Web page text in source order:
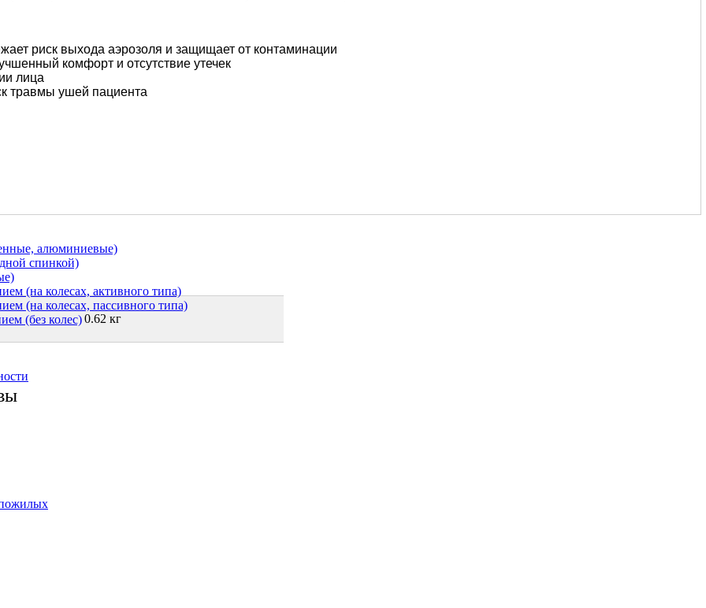
алюминиевые)
спинкой)
(на колесах, активного типа)
(на колесах, пассивного типа)
(без колес)
риск выхода аэрозоля и защищает от контаминации
комфорт и отсутствие утечек
лица
травмы ушей пациента
0.62 кг